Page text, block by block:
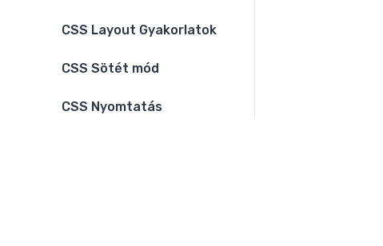
CSS Layout Gyakorlatok
CSS Sötét mód
CSS Nyomtatás